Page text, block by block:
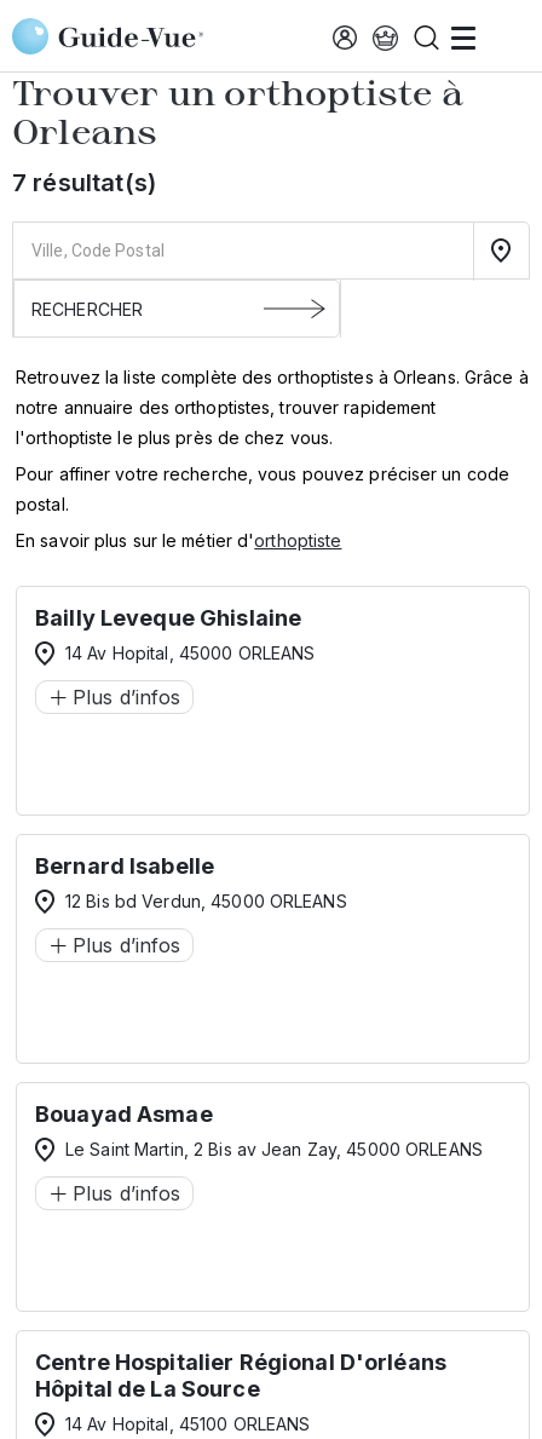
Aller au contenu principal
Accueil Annuaire des orthoptistes Orleans
Trouver un orthoptiste à
Orleans
7 résultat(s)
Retrouvez la liste complète des orthoptistes à Orleans. Grâce à
notre annuaire des orthoptistes, trouver rapidement
l'orthoptiste le plus près de chez vous.
Pour affiner votre recherche, vous pouvez préciser un code
postal.
En savoir plus sur le métier d'orthoptiste
Bailly Leveque Ghislaine
14 Av Hopital, 45000 ORLEANS
Plus d’infos
Bernard Isabelle
12 Bis bd Verdun, 45000 ORLEANS
Plus d’infos
Bouayad Asmae
Le Saint Martin, 2 Bis av Jean Zay, 45000 ORLEANS
Plus d’infos
Centre Hospitalier Régional D'orléans
Hôpital de La Source
14 Av Hopital, 45100 ORLEANS